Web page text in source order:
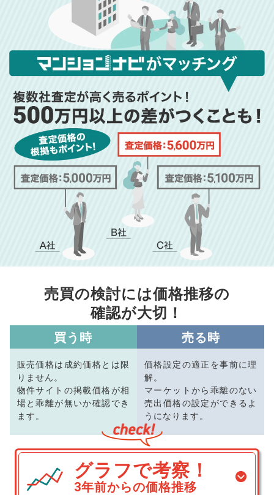
売買の検討には価格推移の
確認が大切！
買う時
販売価格は成約価格とは限
りません。
物件サイトの掲載価格が相
場と乖離が無いか確認でき
ます。
売る時
価格設定の適正を事前に理
解。
マーケットから乖離のない
売出価格の設定ができるよ
うになります。
グラフで考察！
3年前からの価格推移